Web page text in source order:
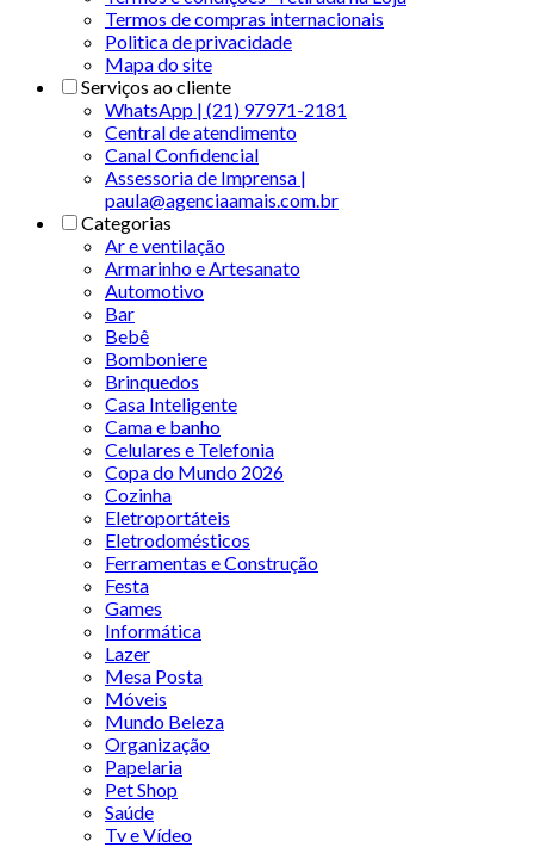
Termos de compras internacionais
Politica de privacidade
Mapa do site
Serviços ao cliente
WhatsApp | (21) 97971-2181
Central de atendimento
Canal Confidencial
Assessoria de Imprensa |
paula@agenciaamais.com.br
Categorias
Ar e ventilação
Armarinho e Artesanato
Automotivo
Bar
Bebê
Bomboniere
Brinquedos
Casa Inteligente
Cama e banho
Celulares e Telefonia
Copa do Mundo 2026
Cozinha
Eletroportáteis
Eletrodomésticos
Ferramentas e Construção
Festa
Games
Informática
Lazer
Mesa Posta
Móveis
Mundo Beleza
Organização
Papelaria
Pet Shop
Saúde
Tv e Vídeo